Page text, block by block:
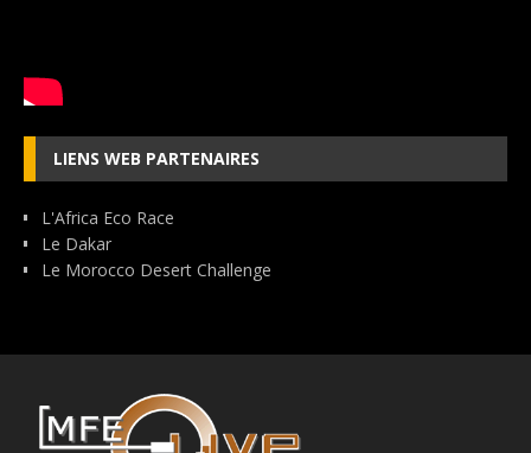
LIENS WEB PARTENAIRES
L'Africa Eco Race
Le Dakar
Le Morocco Desert Challenge